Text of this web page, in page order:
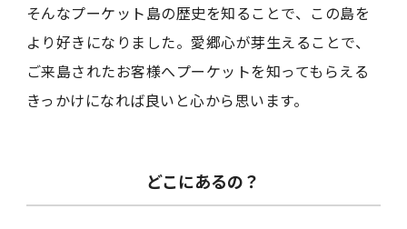
そんなプーケット島の歴史を知ることで、この島を
より好きになりました。愛郷心が芽生えることで、
ご来島されたお客様へプーケットを知ってもらえる
きっかけになれば良いと心から思います。
どこにあるの？